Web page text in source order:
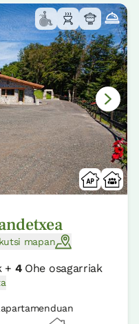
mapan
+ 4Ohe osagarriak
apartamenduan